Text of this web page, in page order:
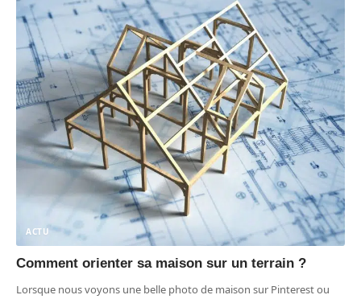
ACTU
Comment orienter sa maison sur un terrain ?
Lorsque nous voyons une belle photo de maison sur Pinterest ou